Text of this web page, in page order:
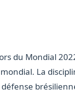
du Mondial
La